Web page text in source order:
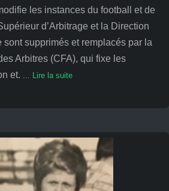
les instances du football et de
d’Arbitrage et la Direction
sont supprimés et remplacés par la
Arbitres (CFA), qui fixe les
et. ... Lire la suite